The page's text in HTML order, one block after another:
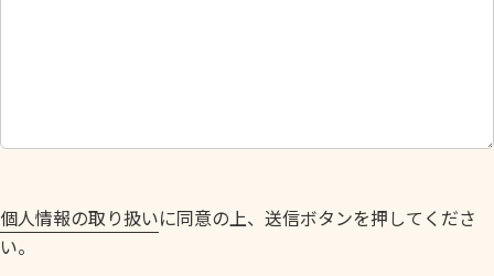
だ
い
。
個人情報の取り扱いに同意の上、送信ボタンを押してくださ
い。